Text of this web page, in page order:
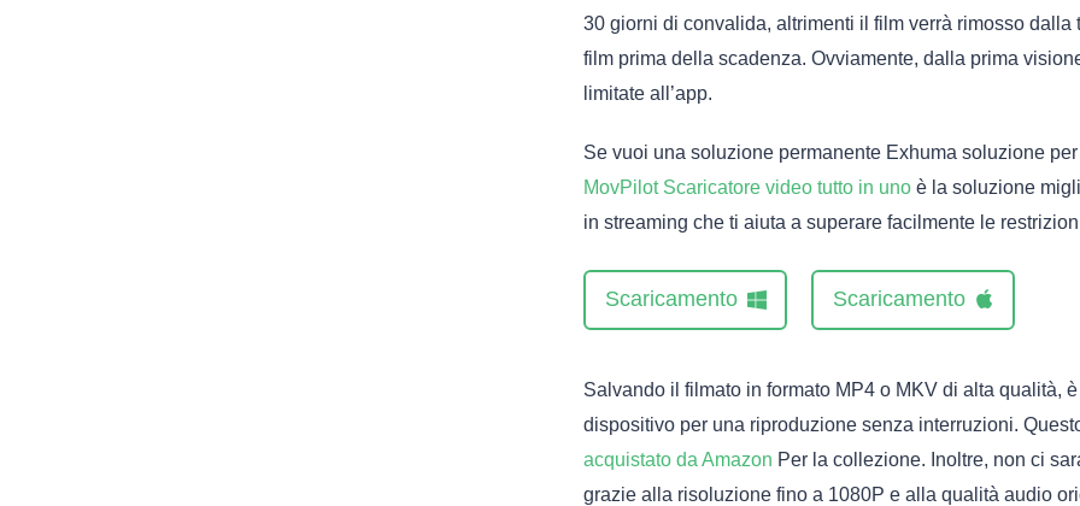
30 giorni di convalida, altrimenti il film verrà rimosso
film prima della scadenza. Ovviamente, dalla prima
limitate all’app.
Se vuoi una soluzione permanente Exhuma soluzione
MovPilot Scaricatore video tutto in uno è la soluzione
in streaming che ti aiuta a superare facilmente le
Scaricamento Scaricamento
Salvando il filmato in formato MP4 o MKV di alta qualità,
dispositivo per una riproduzione senza interruzioni.
acquistato da Amazon Per la collezione. Inoltre, non ci
grazie alla risoluzione fino a 1080P e alla qualità audio